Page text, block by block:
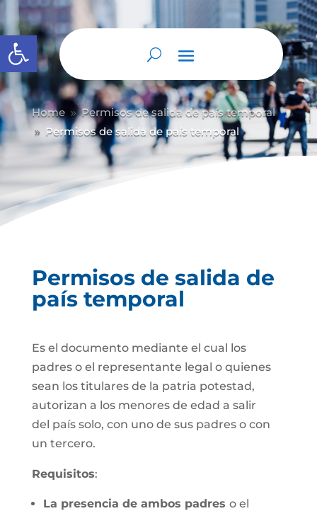
Abrir barra de herramientas
Home 9 Permisos de salida de país temporal
9 Permisos de salida de país temporal
Permisos de salida de
país temporal
Es el documento mediante el cual los
padres o el representante legal o quienes
sean los titulares de la patria potestad,
autorizan a los menores de edad a salir
del país solo, con uno de sus padres o con
un tercero.
Requisitos:
La presencia de ambos padres o el